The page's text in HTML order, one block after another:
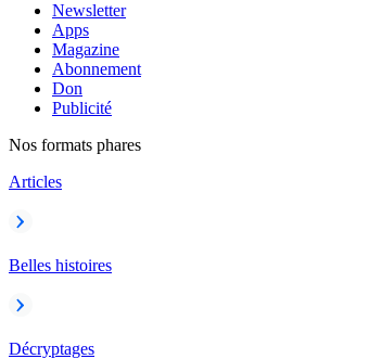
Newsletter
Apps
Magazine
Abonnement
Don
Publicité
Nos formats phares
Articles
Belles histoires
Décryptages